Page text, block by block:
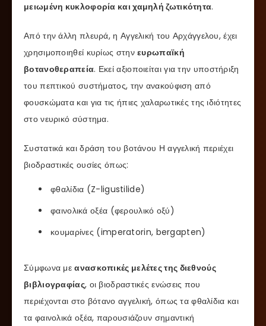
μειωμένη κυκλοφορία και χαμηλή ζωτικότητα.
Από την άλλη πλευρά, η Αγγελική του Αρχάγγελου, έχει
χρησιμοποιηθεί κυρίως στηνευρωπαϊκή
βοτανοθεραπεία. Εκεί αξιοποιείται για την υποστήριξη
του πεπτικού συστήματος, την ανακούφιση από
φουσκώματα και για τις ήπιες χαλαρωτικές της ιδιότητες
στο νευρικό σύστημα.
Συστατικά και δράση του βοτάνου Η αγγελική περιέχει
βιοδραστικές ουσίες όπως:
φθαλίδια (Z-ligustilide)
φαινολικά οξέα (φερουλικό οξύ)
κουμαρίνες (imperatorin, bergapten)
Σύμφωνα μεανασκοπικές μελέτες της διεθνούς
βιβλιογραφίας, οι βιοδραστικές ενώσεις που
περιέχονται στο βότανο αγγελική, όπως τα φθαλίδια και
τα φαινολικά οξέα, παρουσιάζουν σημαντική